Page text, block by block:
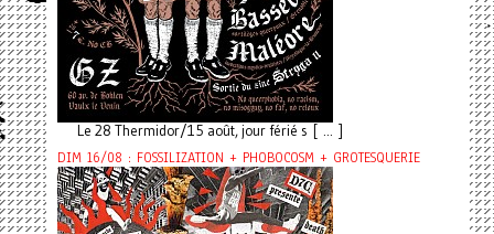
Le 28 Thermidor/15 août, jour férié s [ ... ]
DIM 16/08 : FOSSILIZATION + PHOBOCOSM + GROTESQUERIE